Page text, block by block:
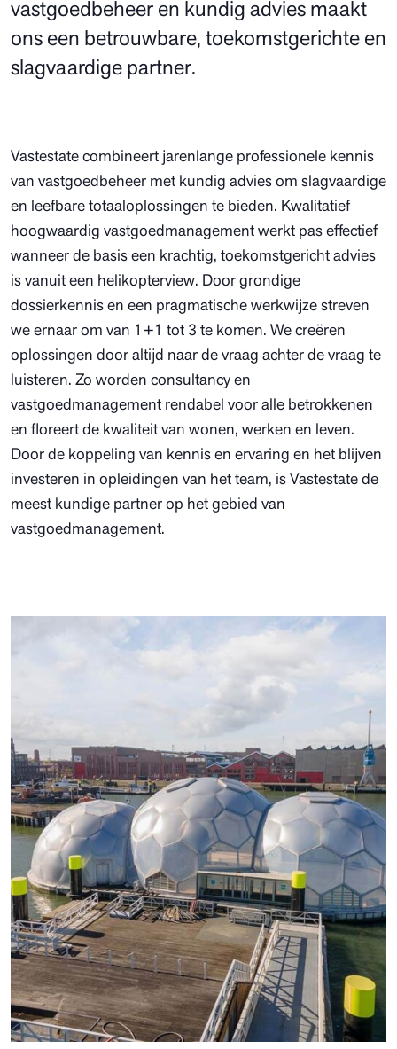
vastgoedbeheer en kundig advies maakt
ons een betrouwbare, toekomstgerichte en
slagvaardige partner.
Vastestate combineert jarenlange professionele kennis
van vastgoedbeheer met kundig advies om slagvaardige
en leefbare totaaloplossingen te bieden. Kwalitatief
hoogwaardig vastgoedmanagement werkt pas effectief
wanneer de basis een krachtig, toekomstgericht advies
is vanuit een helikopterview. Door grondige
dossierkennis en een pragmatische werkwijze streven
we ernaar om van 1+1 tot 3 te komen. We creëren
oplossingen door altijd naar de vraag achter de vraag te
luisteren. Zo worden consultancy en
vastgoedmanagement rendabel voor alle betrokkenen
en floreert de kwaliteit van wonen, werken en leven.
Door de koppeling van kennis en ervaring en het blijven
investeren in opleidingen van het team, is Vastestate de
meest kundige partner op het gebied van
vastgoedmanagement.